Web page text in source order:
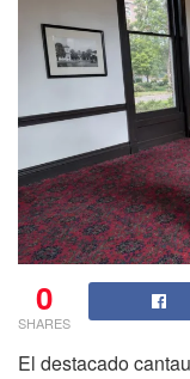
0
SHARES
El destacado